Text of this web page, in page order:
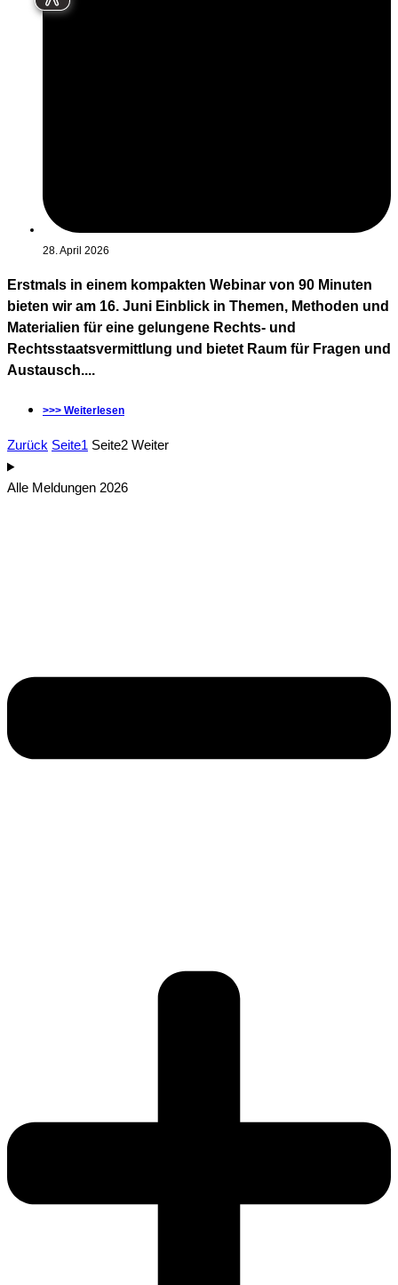
28. April 2026
Erstmals in einem kompakten Webinar von 90 Minuten
bieten wir am 16. Juni Einblick in Themen, Methoden und
Materialien für eine gelungene Rechts- und
Rechtsstaatsvermittlung und bietet Raum für Fragen und
Austausch....
>>> Weiterlesen
Zurück Seite1 Seite2 Weiter
Alle Meldungen 2026